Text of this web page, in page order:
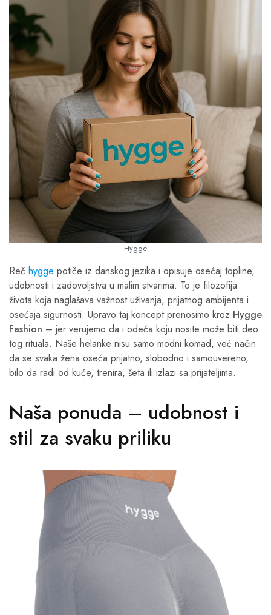
Hygge
Reč hygge potiče iz danskog jezika i opisuje osećaj topline,
udobnosti i zadovoljstva u malim stvarima. To je filozofija
života koja naglašava važnost uživanja, prijatnog ambijenta i
osećaja sigurnosti. Upravo taj koncept prenosimo kroz Hygge
Fashion – jer verujemo da i odeća koju nosite može biti deo
tog rituala. Naše helanke nisu samo modni komad, već način
da se svaka žena oseća prijatno, slobodno i samouvereno,
bilo da radi od kuće, trenira, šeta ili izlazi sa prijateljima.
Naša ponuda – udobnost i
stil za svaku priliku